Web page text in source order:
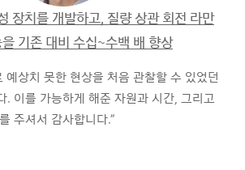
장치를 개발하고, 질량 상관 회전 라만
기존 대비 수십~수백 배 향상
예상치 못한 현상을 처음 관찰할 수 있었던
. 이를 가능하게 해준 자원과 시간, 그리고
주셔서 감사합니다.”